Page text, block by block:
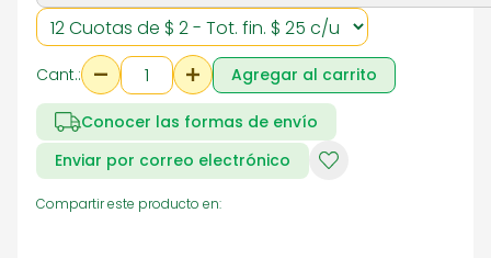
Cant.: Agregar al carrito
Conocer las formas de envío
Enviar por correo electrónico
Compartir este producto en: